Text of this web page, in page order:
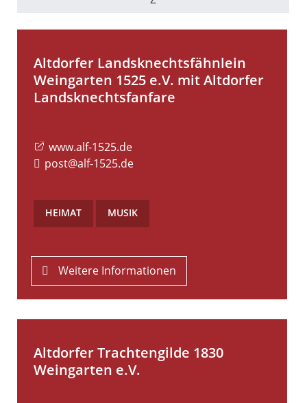
Altdorfer Landsknechtsfähnlein
Weingarten 1525 e.V. mit Altdorfer
Landsknechtsfanfare
www.alf-1525.de
post@alf-1525.de
HEIMAT MUSIK
Weitere Informationen
Altdorfer Trachtengilde 1830
Weingarten e.V.